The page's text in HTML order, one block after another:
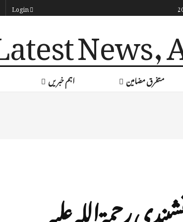
متفرق مضامین اہم خبریں
رحمۃ اللہ علیہ